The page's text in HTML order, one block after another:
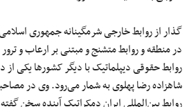
گذار از روابط خارجی شرمگینانه جمهوری اسلامی
در منطقه و روابط متشنج و مبتنی بر ارعاب و
روابط حقوقی دیپلماتیک با دیگر کشورها یکی
شاهزاده رضا پهلوی به شمار می‌رود. وی در